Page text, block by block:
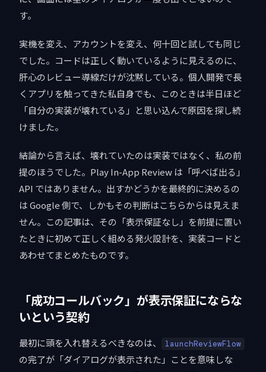
す。
実機を変え、アカウントを変え、何十回と試しても同じ
でした。コードは正しく動いているように見えるのに、
肝心のレビュー導線だけが沈黙している。個人開発で長
くアプリを触ってきた私自身でも、このときは半日ほど
「自分の実装が壊れている」と思い込んで原因を探し続
けました。
結論から言えば、壊れていたのは実装ではなく、私の前
提のほうでした。Play In-App Review は「呼べば出る」
API ではありません。出すかどうかを最終的に決めるの
は Google 側で、しかもその判断はこちらからは見えま
せん。この記事は、その「表示保証なし」を前提に置い
たときに初めて正しく組める発火設計を、実装コードと
あわせてまとめたものです。
「成功コールバック」が表示保証にならな
いという契約
最初に頭を入れ替えるべきなのは、 launchReviewFlow
の完了が「ダイアログが表示された」ことを意味しな